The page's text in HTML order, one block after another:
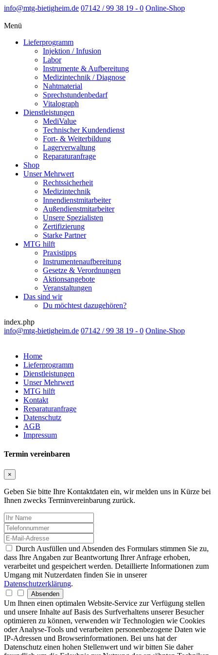
info@mtg-bietigheim.de 07142 / 99 38 19 - 0 Online-Shop
Menü
Lieferprogramm
Injektion / Infusion
Labor
Instrumente & Aufbereitung
Medizintechnik / Diagnose
Nahtmaterial
Sprechstundenbedarf
Vitalograph
Dienstleistungen
MediValue
Technischer Kundendienst
Fort- & Weiterbildung
Lagerverwaltung
Reparaturanfrage
Shop
Unser Mehrwert
Rechtssicherheit
Medizintechnik
Innendienstmitarbeiter
Außendienstmitarbeiter
Unsere Spezialisten
Zertifizierung
Starke Partner
MTG hilft
Praxistipps
Instrumentenaufbereitung
Gesetze & Verordnungen
Aktionsangebote
Veranstaltungen
Das sind wir
Du möchtest dazugehören?
index.php
info@mtg-bietigheim.de 07142 / 99 38 19 - 0 Online-Shop
Home
Lieferprogramm
Dienstleistungen
Unser Mehrwert
MTG hilft
Kontakt
Reparaturanfrage
Datenschutz
AGB
Impressum
Termin vereinbaren
×
Geben Sie bitte Ihre Kontaktdaten ein, wir melden uns in Kürze bei
Ihnen zwecks Terminvereinbarung zurück.
Durch Ausfüllen und Absenden des Formulars stimmen Sie zu,
dass Ihre Angaben zur Beantwortung Ihrer Anfrage erhoben,
verarbeitet und gespeichert werden. Detaillierte Informationen zum
Umgang mit Nutzerdaten finden Sie in unserer
Datenschutzerklärung.
Absenden
Um Ihnen einen optimalen Website-Service zur Verfügung stellen
und unsere Inhalte auf Basis des Surfverhaltens unserer Besucher
optimieren zu können, verwenden wir Technologien wie Cookies
oder Analyse-Tools und verarbeiten personenbezogene Daten wie
IP-Adressen und Browserinformationen. Bei uns hat der
Datenschutz einen hohen Stellenwert und wir bitten Sie daher